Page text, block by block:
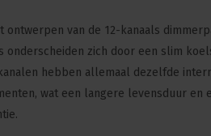
ontwerpen van de 12-kanaals
onderscheiden zich door een slim
hebben allemaal dezelfde
wat een langere levensduur